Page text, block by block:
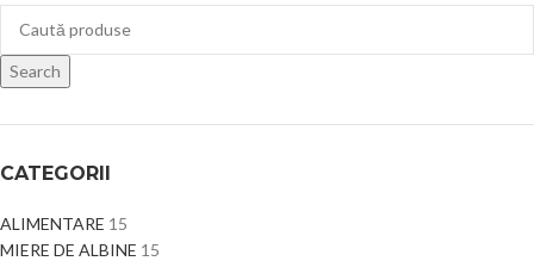
Search
CATEGORII
ALIMENTARE 15
MIERE DE ALBINE 15